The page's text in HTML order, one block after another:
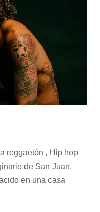
reggaetón , Hip hop
de San Juan,
en una casa